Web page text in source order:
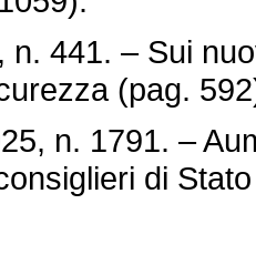
441. – Sui
(pag.
n. 1791. –
di